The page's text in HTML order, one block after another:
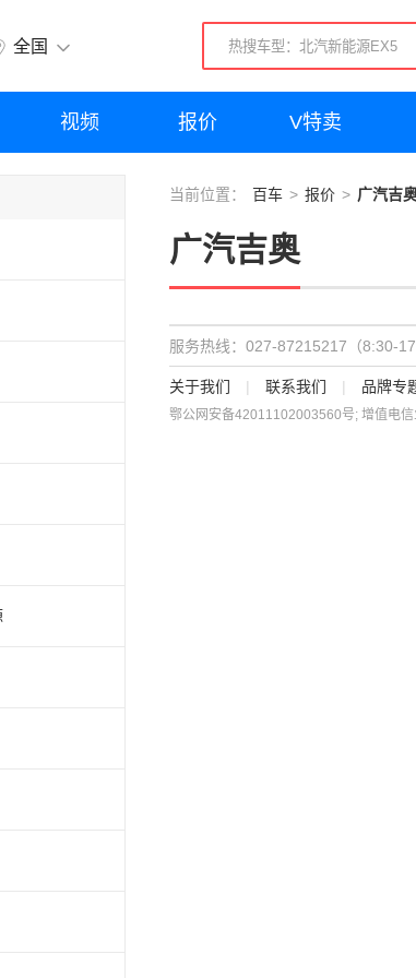
全国
视频 报价 V特卖
当前位置： 百车 报价 广汽吉
广汽吉奥
服务热线：027-87215217（8:30-
关于我们 | 联系我们 | 品牌专
鄂公网安备42011102003560号; 增值电